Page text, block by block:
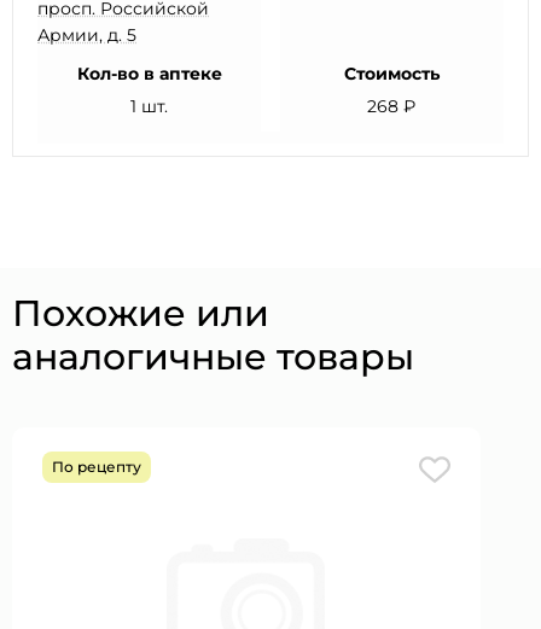
просп. Российской
Армии, д. 5
Кол-во в аптеке
1 шт.
Стоимость
268 ₽
Похожие или
аналогичные товары
По рецепту